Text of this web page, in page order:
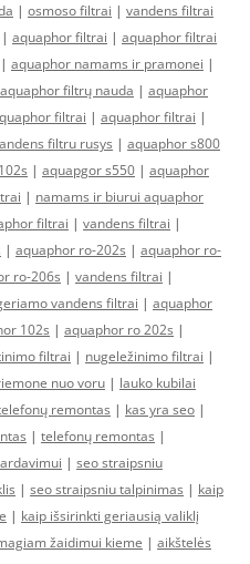
| osmoso filtrai | vandens filtrai
| aquaphor filtrai | aquaphor filtrai
| aquaphor namams ir pramonei |
aquaphor filtrų nauda | aquaphor
filtrai | aquaphor filtrai |
filtru rusys | aquaphor s800
| aquapgor s550 | aquaphor
| namams ir biurui aquaphor
filtrai | vandens filtrai |
| aquaphor ro-202s | aquaphor ro-
ro-206s | vandens filtrai |
vandens filtrai | aquaphor
102s | aquaphor ro 202s |
filtrai | nugeležinimo filtrai |
nuo voru | lauko kubilai
remontas | kas yra seo |
| telefonų remontas |
| seo straipsniu
| seo straipsniu talpinimas | kaip
| kaip išsirinkti geriausią valiklį
žaidimui kieme | aikštelės